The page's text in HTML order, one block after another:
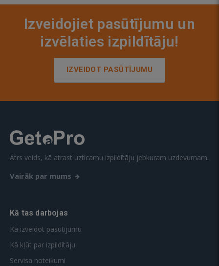
Izveidojiet pasūtījumu un
izvēlaties izpildītāju!
IZVEIDOT PASŪTĪJUMU
Ātrs veids, kā atrast uzticamu izpildītāju jebkuram uzdevumam.
Vairāk par mums
Kā tas darbojas
Kā izveidot pasūtījumu
Kā kļūt par izpildītāju
Servisa noteikumi